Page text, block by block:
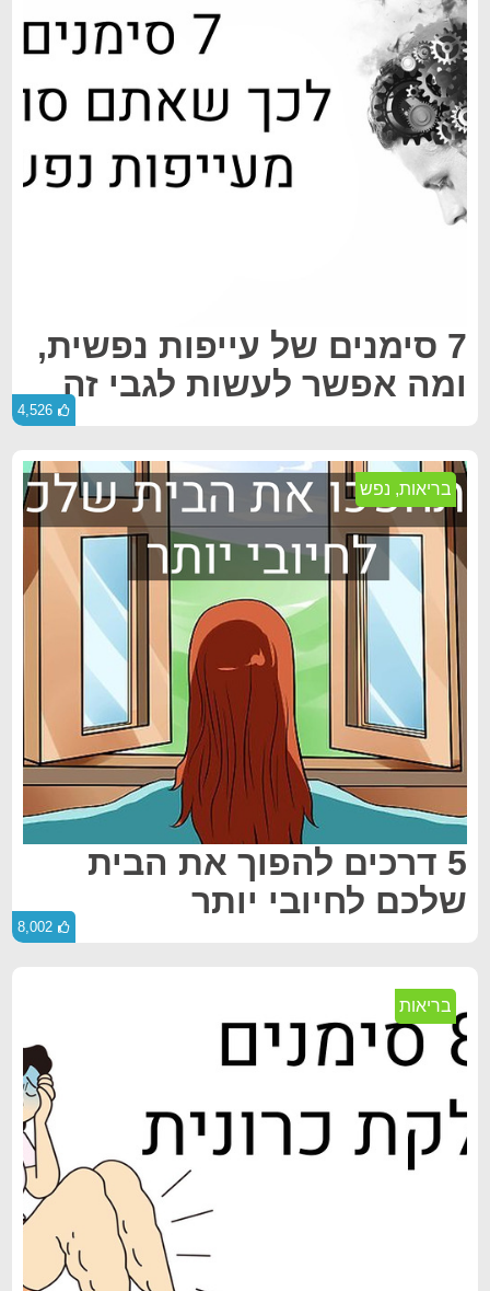
7 סימנים של עייפות נפשית,
ומה אפשר לעשות לגבי זה
4,526
בריאות, נפש
5 דרכים להפוך את הבית
שלכם לחיובי יותר
8,002
בריאות